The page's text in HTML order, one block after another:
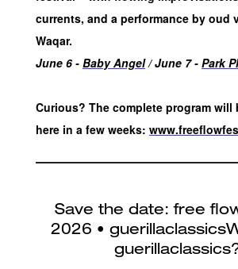
currents, and a performance by oud
Waqar.
June 6 - Baby Angel/ June 7 - Park
Curious? The complete program will
here in a few weeks: